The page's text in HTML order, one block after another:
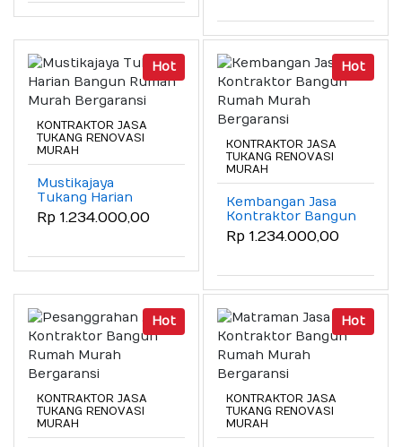
Hot
KONTRAKTOR JASA
TUKANG RENOVASI
MURAH
Mustikajaya
Tukang Harian
Bangun Rumah
Murah Bergaransi
Rp 1.234.000,00
Hot
KONTRAKTOR JASA
TUKANG RENOVASI
MURAH
Kembangan Jasa
Kontraktor Bangun
Rumah Murah
Bergaransi
Rp 1.234.000,00
Hot
KONTRAKTOR JASA
TUKANG RENOVASI
MURAH
Hot
KONTRAKTOR JASA
TUKANG RENOVASI
MURAH